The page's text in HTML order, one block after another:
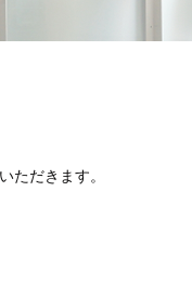
ただきます。